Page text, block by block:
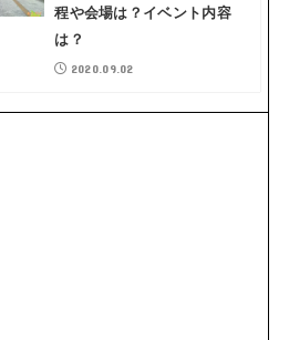
程や会場は？イベント内容
は？
2020.09.02